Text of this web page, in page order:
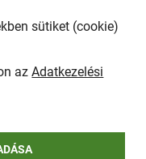
- kérések a lakosság felé
sütiket (cookie)
azAdatkezelési